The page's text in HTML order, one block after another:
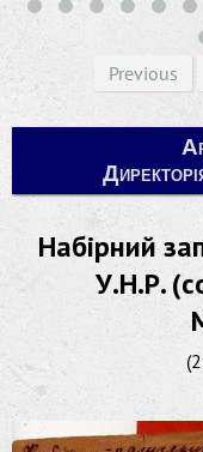
Previous
Набірний
У.Н.Р.